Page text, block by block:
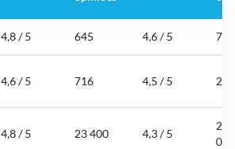
4,8 / 5 645 4,6 / 5 74
4,6 / 5 716 4,5 / 5
4,8 / 5 23 400 4,3 / 5
2
000